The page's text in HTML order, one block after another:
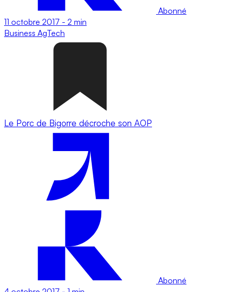
Abonné
11 octobre 2017 - 2 min
Business AgTech
Le Porc de Bigorre décroche son AOP
Abonné